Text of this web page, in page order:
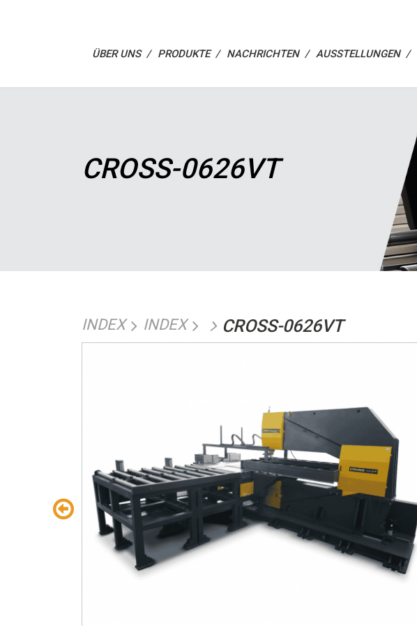
ÜBER UNS / PRODUKTE / NACHRICHTEN / AUSSTELLUNGEN /
CROSS-0626VT
INDEX INDEX CROSS-0626VT